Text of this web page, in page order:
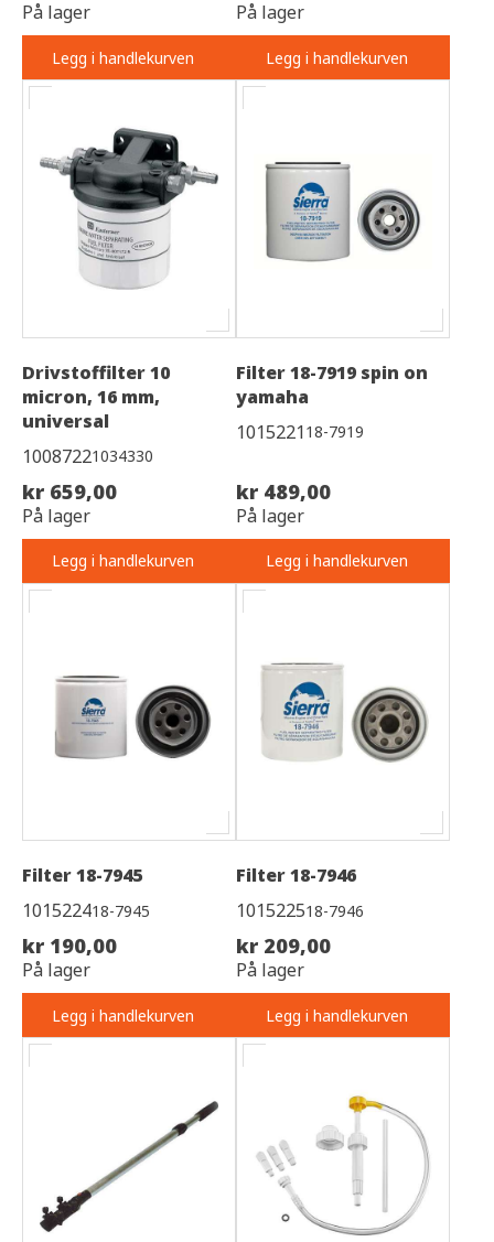
På lager
Legg i handlekurven
På lager
Legg i handlekurven
Drivstoffilter 10
micron, 16 mm,
universal
10087221034330
kr 659,00
På lager
Legg i handlekurven
Filter 18-7919 spin on
yamaha
101522118-7919
kr 489,00
På lager
Legg i handlekurven
Filter 18-7945
101522418-7945
kr 190,00
På lager
Legg i handlekurven
Filter 18-7946
101522518-7946
kr 209,00
På lager
Legg i handlekurven